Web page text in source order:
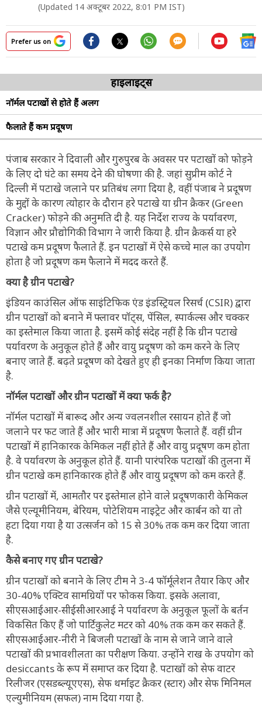
(Updated 14 अक्टूबर 2022, 8:01 PM IST)
Prefer us on
हाइलाइट्स
नॉर्मल पटाखों से होते हैं अलग
फैलाते हैं कम प्रदूषण
पंजाब सरकार ने दिवाली और गुरुपुरब के अवसर पर पटाखों को फोड़ने
के लिए दो घंटे का समय देने की घोषणा की है. जहां सुप्रीम कोर्ट ने
दिल्ली में पटाखे जलाने पर प्रतिबंध लगा दिया है, वहीं पंजाब ने प्रदूषण
के मुद्दों के कारण त्योहार के दौरान हरे पटाखे या ग्रीन क्रैकर (Green
Cracker) फोड़ने की अनुमति दी है. यह निर्देश राज्य के पर्यावरण,
विज्ञान और प्रौद्योगिकी विभाग ने जारी किया है. ग्रीन क्रैकर्स या हरे
पटाखे कम प्रदूषण फैलाते हैं. इन पटाखों में ऐसे कच्चे माल का उपयोग
होता है जो प्रदूषण कम फैलाने में मदद करते हैं.
क्या है ग्रीन पटाखे?
इंडियन काउंसिल ऑफ साइंटिफिक एंड इंडस्ट्रियल रिसर्च (CSIR) द्वारा
ग्रीन पटाखों को बनाने में फ्लावर पॉट्स, पेंसिल, स्पार्कल्स और चक्कर
का इस्तेमाल किया जाता है. इसमें कोई संदेह नहीं है कि ग्रीन पटाखे
पर्यावरण के अनुकूल होते हैं और वायु प्रदूषण को कम करने के लिए
बनाए जाते हैं. बढ़ते प्रदूषण को देखते हुए ही इनका निर्माण किया जाता
है.
नॉर्मल पटाखों और ग्रीन पटाखों में क्या फर्क है?
नॉर्मल पटाखों में बारूद और अन्य ज्वलनशील रसायन होते हैं जो
जलाने पर फट जाते हैं और भारी मात्रा में प्रदूषण फैलाते हैं. वहीं ग्रीन
पटाखों में हानिकारक केमिकल नहीं होते हैं और वायु प्रदूषण कम होता
है. वे पर्यावरण के अनुकूल होते हैं. यानी पारंपरिक पटाखों की तुलना में
ग्रीन पटाखे कम हानिकारक होते हैं और वायु प्रदूषण को कम करते हैं.
ग्रीन पटाखों में, आमतौर पर इस्तेमाल होने वाले प्रदूषणकारी केमिकल
जैसे एल्यूमीनियम, बेरियम, पोटेशियम नाइट्रेट और कार्बन को या तो
हटा दिया गया है या उत्सर्जन को 15 से 30% तक कम कर दिया जाता
है.
कैसे बनाए गए ग्रीन पटाखे?
ग्रीन पटाखों को बनाने के लिए टीम ने 3-4 फॉर्मूलेशन तैयार किए और
30-40% एक्टिव सामग्रियों पर फोकस किया. इसके अलावा,
सीएसआईआर-सीईसीआरआई ने पर्यावरण के अनुकूल फूलों के बर्तन
विकसित किए हैं जो पार्टिकुलेट मटर को 40% तक कम कर सकते हैं.
सीएसआईआर-नीरी ने बिजली पटाखों के नाम से जाने जाने वाले
पटाखों की प्रभावशीलता का परीक्षण किया. उन्होंने राख के उपयोग को
desiccants के रूप में समाप्त कर दिया है. पटाखों को सेफ वाटर
रिलीजर (एसडब्ल्यूएएस), सेफ थर्माइट क्रैकर (स्टार) और सेफ मिनिमल
एल्युमीनियम (सफल) नाम दिया गया है.